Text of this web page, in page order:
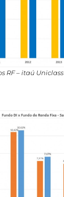
RF – itaú Uniclass